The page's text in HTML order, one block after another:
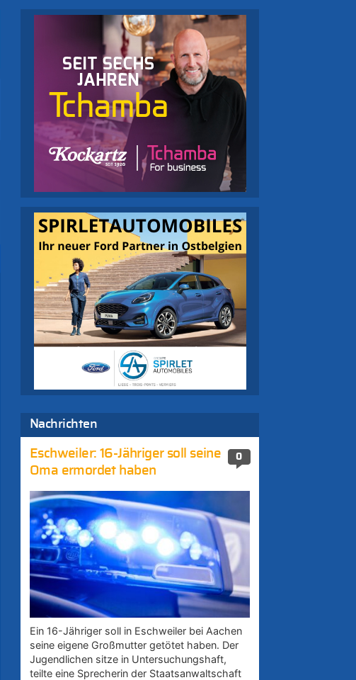
Nachrichten
0
Eschweiler: 16-Jähriger soll seine
Oma ermordet haben
Ein 16-Jähriger soll in Eschweiler bei Aachen
seine eigene Großmutter getötet haben. Der
Jugendlichen sitze in Untersuchungshaft,
teilte eine Sprecherin der Staatsanwaltschaft